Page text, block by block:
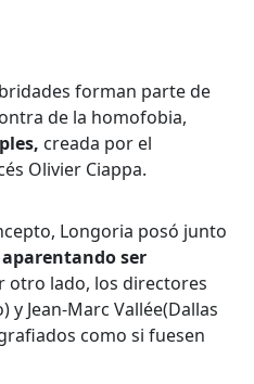
forman parte de
de la homofobia,
creada por el
Olivier Ciappa.
Longoria posó junto
aparentando ser
otro lado, los directores
y Jean-Marc Vallée(Dallas
como si fuesen